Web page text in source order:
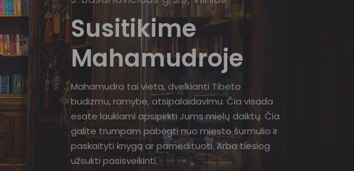
Susitikime
Mahamudroje
Mahamudra tai vieta, dvelkianti Tibeto
budizmu, ramybe, atsipalaidavimu. Čia visada
esate laukiami apsipirkti Jums mielų daiktų. Čia
galite trumpam pabėgti nuo miesto šurmulio ir
paskaityti knygą ar pamedituoti. Arba tiesiog
užsukti pasisveikinti.